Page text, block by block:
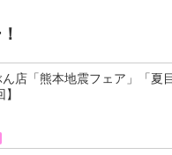
店「熊本地震フェア」「夏